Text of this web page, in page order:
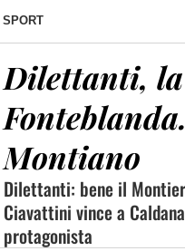
SPORT
Dilettanti, la
Montiano
Dilettanti: bene il
Ciavattini vince a
protagonista